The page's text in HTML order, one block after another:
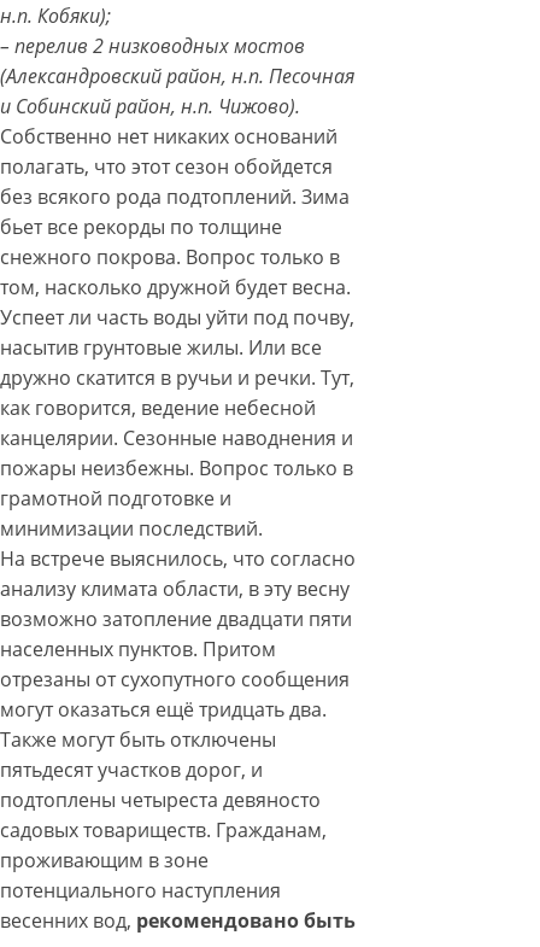
н.п. Кобяки);
– перелив 2 низководных мостов
(Александровский район, н.п. Песочная
и Собинский район, н.п. Чижово).
Собственно нет никаких оснований
полагать, что этот сезон обойдется
без всякого рода подтоплений. Зима
бьет все рекорды по толщине
снежного покрова. Вопрос только в
том, насколько дружной будет весна.
Успеет ли часть воды уйти под почву,
насытив грунтовые жилы. Или все
дружно скатится в ручьи и речки. Тут,
как говорится, ведение небесной
канцелярии. Сезонные наводнения и
пожары неизбежны. Вопрос только в
грамотной подготовке и
минимизации последствий.
На встрече выяснилось, что согласно
анализу климата области, в эту весну
возможно затопление двадцати пяти
населенных пунктов. Притом
отрезаны от сухопутного сообщения
могут оказаться ещё тридцать два.
Также могут быть отключены
пятьдесят участков дорог, и
подтоплены четыреста девяносто
садовых товариществ. Гражданам,
проживающим в зоне
потенциального наступления
весенних вод, рекомендовано быть